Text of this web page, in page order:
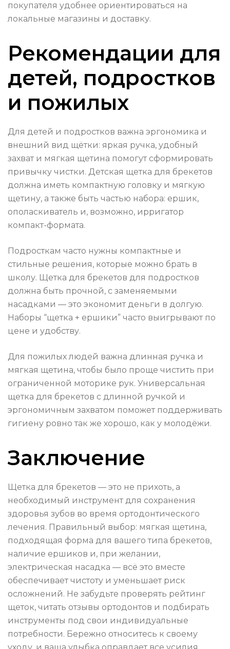
покупателя удобнее ориентироваться на
локальные магазины и доставку.
Рекомендации для
детей, подростков
и пожилых
Для детей и подростков важна эргономика и
внешний вид щётки: яркая ручка, удобный
захват и мягкая щетина помогут сформировать
привычку чистки. Детская щетка для брекетов
должна иметь компактную головку и мягкую
щетину, а также быть частью набора: ершик,
ополаскиватель и, возможно, ирригатор
компакт-формата.
Подросткам часто нужны компактные и
стильные решения, которые можно брать в
школу. Щетка для брекетов для подростков
должна быть прочной, с заменяемыми
насадками — это экономит деньги в долгую.
Наборы “щетка + ершики” часто выигрывают по
цене и удобству.
Для пожилых людей важна длинная ручка и
мягкая щетина, чтобы было проще чистить при
ограниченной моторике рук. Универсальная
щетка для брекетов с длинной ручкой и
эргономичным захватом поможет поддерживать
гигиену ровно так же хорошо, как у молодёжи.
Заключение
Щетка для брекетов — это не прихоть, а
необходимый инструмент для сохранения
здоровья зубов во время ортодонтического
лечения. Правильный выбор: мягкая щетина,
подходящая форма для вашего типа брекетов,
наличие ершиков и, при желании,
электрическая насадка — всё это вместе
обеспечивает чистоту и уменьшает риск
осложнений. Не забудьте проверять рейтинг
щеток, читать отзывы ортодонтов и подбирать
инструменты под свои индивидуальные
потребности. Бережно относитесь к своему